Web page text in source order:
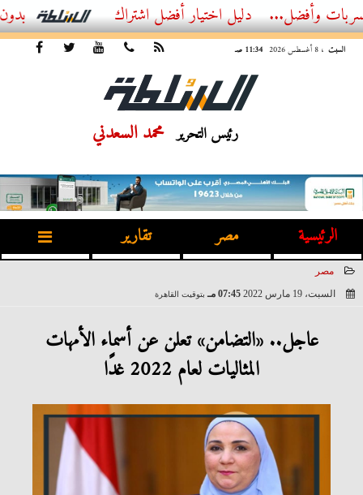
أفضل اشتراك IPTV بدون تقطيع 2026 – دليل المشاهد العصري
السبت ، 8 أغسطس 2026 11:34 صـ
رئيس التحرير محمد السعدني
الرئيسية مصر تقارير
مصر
السبت، 19 مارس 2022
07:45 مـ بتوقيت القاهرة
عاجل.. «التضامن» تعلن عن أسماء الأمهات
المثاليات لعام 2022 غدًا